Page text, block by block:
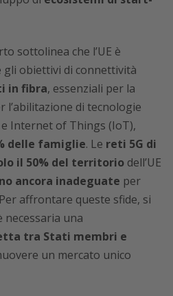
sottolinea che l’UE è
obiettivi di connettività
in fibra, essenziali per la
di tecnologie
Internet of Things (IoT),
delle famiglie. Le reti 5G di
il 50% del territorio dell’UE
ancora inadeguate per
affrontare queste sfide, si
necessaria una
tra Stati membri e
un mercato unico